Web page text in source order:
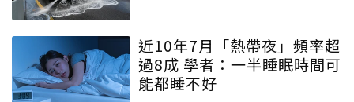
近10年7月「熱帶夜」頻率超
過8成 學者：一半睡眠時間可
能都睡不好